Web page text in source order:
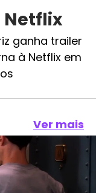
Netflix
ganha trailer
à Netflix em
Ver mais